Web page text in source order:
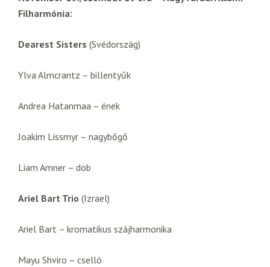
Filharmónia:
Dearest Sisters (Svédország)
Ylva Almcrantz – billentyűk
Andrea Hatanmaa – ének
Joakim Lissmyr – nagybőgő
Liam Amner – dob
Ariel Bart Trio (Izrael)
Ariel Bart – kromatikus szájharmonika
Mayu Shviro – cselló